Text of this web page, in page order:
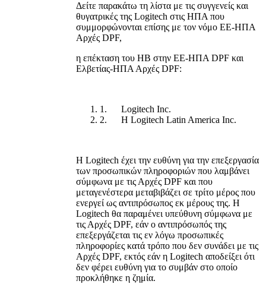
Δείτε παρακάτω τη λίστα με τις συγγενείς και
θυγατρικές της Logitech στις ΗΠΑ που
συμμορφώνονται επίσης με τον νόμο ΕΕ-ΗΠΑ
Αρχές DPF,
η επέκταση του ΗΒ στην ΕΕ-ΗΠΑ DPF και
Ελβετίας-ΗΠΑ Αρχές DPF:
1. Logitech Inc.
2. Η Logitech Latin America Inc.
Η Logitech έχει την ευθύνη για την επεξεργασία
των προσωπικών πληροφοριών που λαμβάνει
σύμφωνα με τις Αρχές DPF και που
μεταγενέστερα μεταβιβάζει σε τρίτο μέρος που
ενεργεί ως αντιπρόσωπος εκ μέρους της. Η
Logitech θα παραμένει υπεύθυνη σύμφωνα με
τις Αρχές DPF, εάν ο αντιπρόσωπός της
επεξεργάζεται τις εν λόγω προσωπικές
πληροφορίες κατά τρόπο που δεν συνάδει με τις
Αρχές DPF, εκτός εάν η Logitech αποδείξει ότι
δεν φέρει ευθύνη για το συμβάν στο οποίο
προκλήθηκε η ζημία.